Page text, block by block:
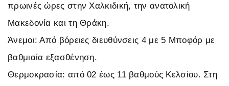
πρωινές ώρες στην Χαλκιδική, την ανατολική
Μακεδονία και τη Θράκη.
Άνεμοι: Από βόρειες διευθύνσεις 4 με 5 Μποφόρ με
βαθμιαία εξασθένηση.
Θερμοκρασία: από 02 έως 11 βαθμούς Κελσίου. Στη